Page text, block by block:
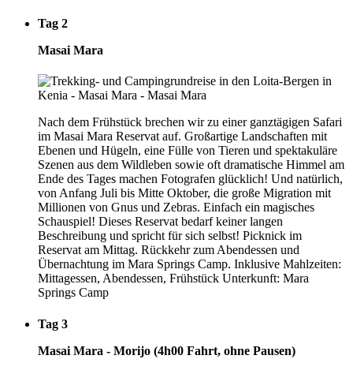
Tag 2
Masai Mara
Nach dem Frühstück brechen wir zu einer ganztägigen Safari
im Masai Mara Reservat auf. Großartige Landschaften mit
Ebenen und Hügeln, eine Fülle von Tieren und spektakuläre
Szenen aus dem Wildleben sowie oft dramatische Himmel am
Ende des Tages machen Fotografen glücklich! Und natürlich,
von Anfang Juli bis Mitte Oktober, die große Migration mit
Millionen von Gnus und Zebras. Einfach ein magisches
Schauspiel! Dieses Reservat bedarf keiner langen
Beschreibung und spricht für sich selbst! Picknick im
Reservat am Mittag. Rückkehr zum Abendessen und
Übernachtung im Mara Springs Camp. Inklusive Mahlzeiten:
Mittagessen, Abendessen, Frühstück Unterkunft: Mara
Springs Camp
Tag 3
Masai Mara - Morijo (4h00 Fahrt, ohne Pausen)